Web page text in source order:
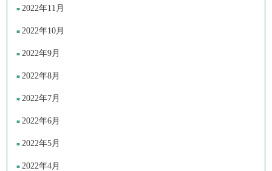
2022年11月
2022年10月
2022年9月
2022年8月
2022年7月
2022年6月
2022年5月
2022年4月